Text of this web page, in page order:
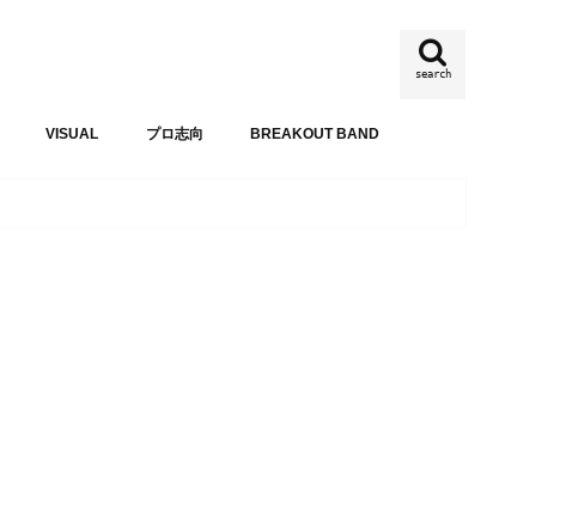
search
VISUAL プロ志向 BREAKOUT BAND